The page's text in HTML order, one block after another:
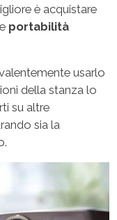
è acquistare
portabilità
usarlo
della stanza lo
su altre
sia la